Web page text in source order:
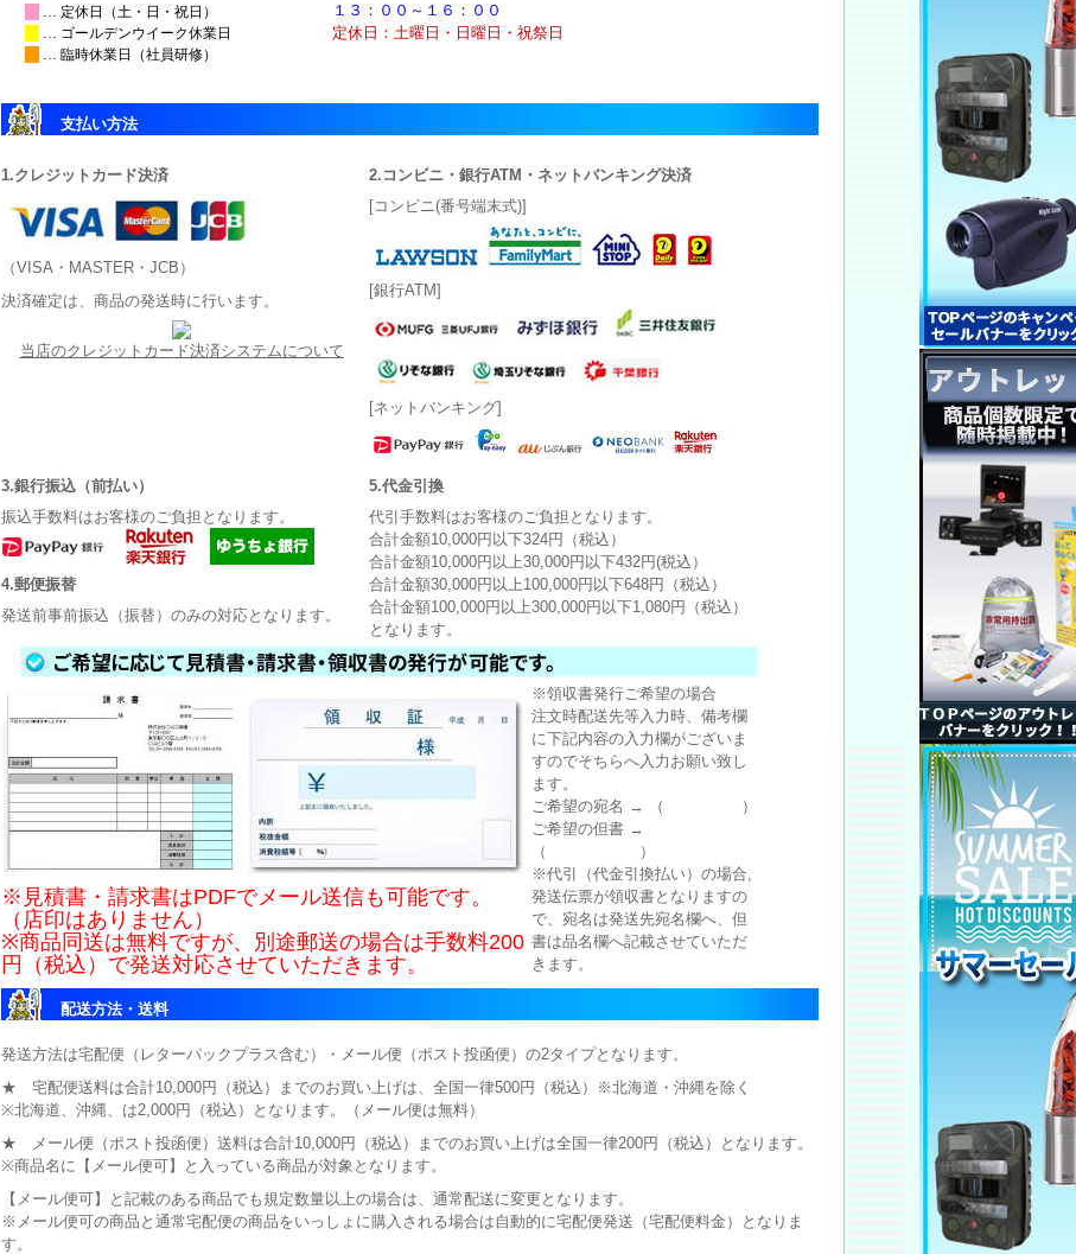
１３：００～１６：００
定休日：土曜日・日曜日・祝祭日
支払い方法
1.クレジットカード決済
（VISA・MASTER・JCB）
決済確定は、商品の発送時に行います。
当店のクレジットカード決済システムについて
2.コンビニ・銀行ATM・ネットバンキング決済
[コンビニ(番号端末式)]
[銀行ATM]
[ネットバンキング]
3.銀行振込（前払い）
振込手数料はお客様のご負担となります。
4.郵便振替
発送前事前振込（振替）のみの対応となります。
5.代金引換
代引手数料はお客様のご負担となります。
合計金額10,000円以下324円（税込）
合計金額10,000円以上30,000円以下432円(税込）
合計金額30,000円以上100,000円以下648円（税込）
合計金額100,000円以上300,000円以下1,080円（税込）
となります。
※見積書・請求書はPDFでメール送信も可能です。
（店印はありません）
※商品同送は無料ですが、別途郵送の場合は手数料200
円（税込）で発送対応させていただきます。
※領収書発行ご希望の場合
注文時配送先等入力時、備考欄
に下記内容の入力欄がございま
すのでそちらへ入力お願い致し
ます。
ご希望の宛名 → （ ）
ご希望の但書 →
（ ）
※代引（代金引換払い）の場合,
発送伝票が領収書となりますの
で、宛名は発送先宛名欄へ、但
書は品名欄へ記載させていただ
きます。
配送方法・送料
発送方法は宅配便（レターパックプラス含む）・メール便（ポスト投函便）の2タイプとなります。
★ 宅配便送料は合計10,000円（税込）までのお買い上げは、全国一律500円（税込）※北海道・沖縄を除く
※北海道、沖縄、は2,000円（税込）となります。（メール便は無料）
★ メール便（ポスト投函便）送料は合計10,000円（税込）までのお買い上げは全国一律200円（税込）となります。
※商品名に【メール便可】と入っている商品が対象となります。
【メール便可】と記載のある商品でも規定数量以上の場合は、通常配送に変更となります。
※メール便可の商品と通常宅配便の商品をいっしょに購入される場合は自動的に宅配便発送（宅配便料金）となりま
す。